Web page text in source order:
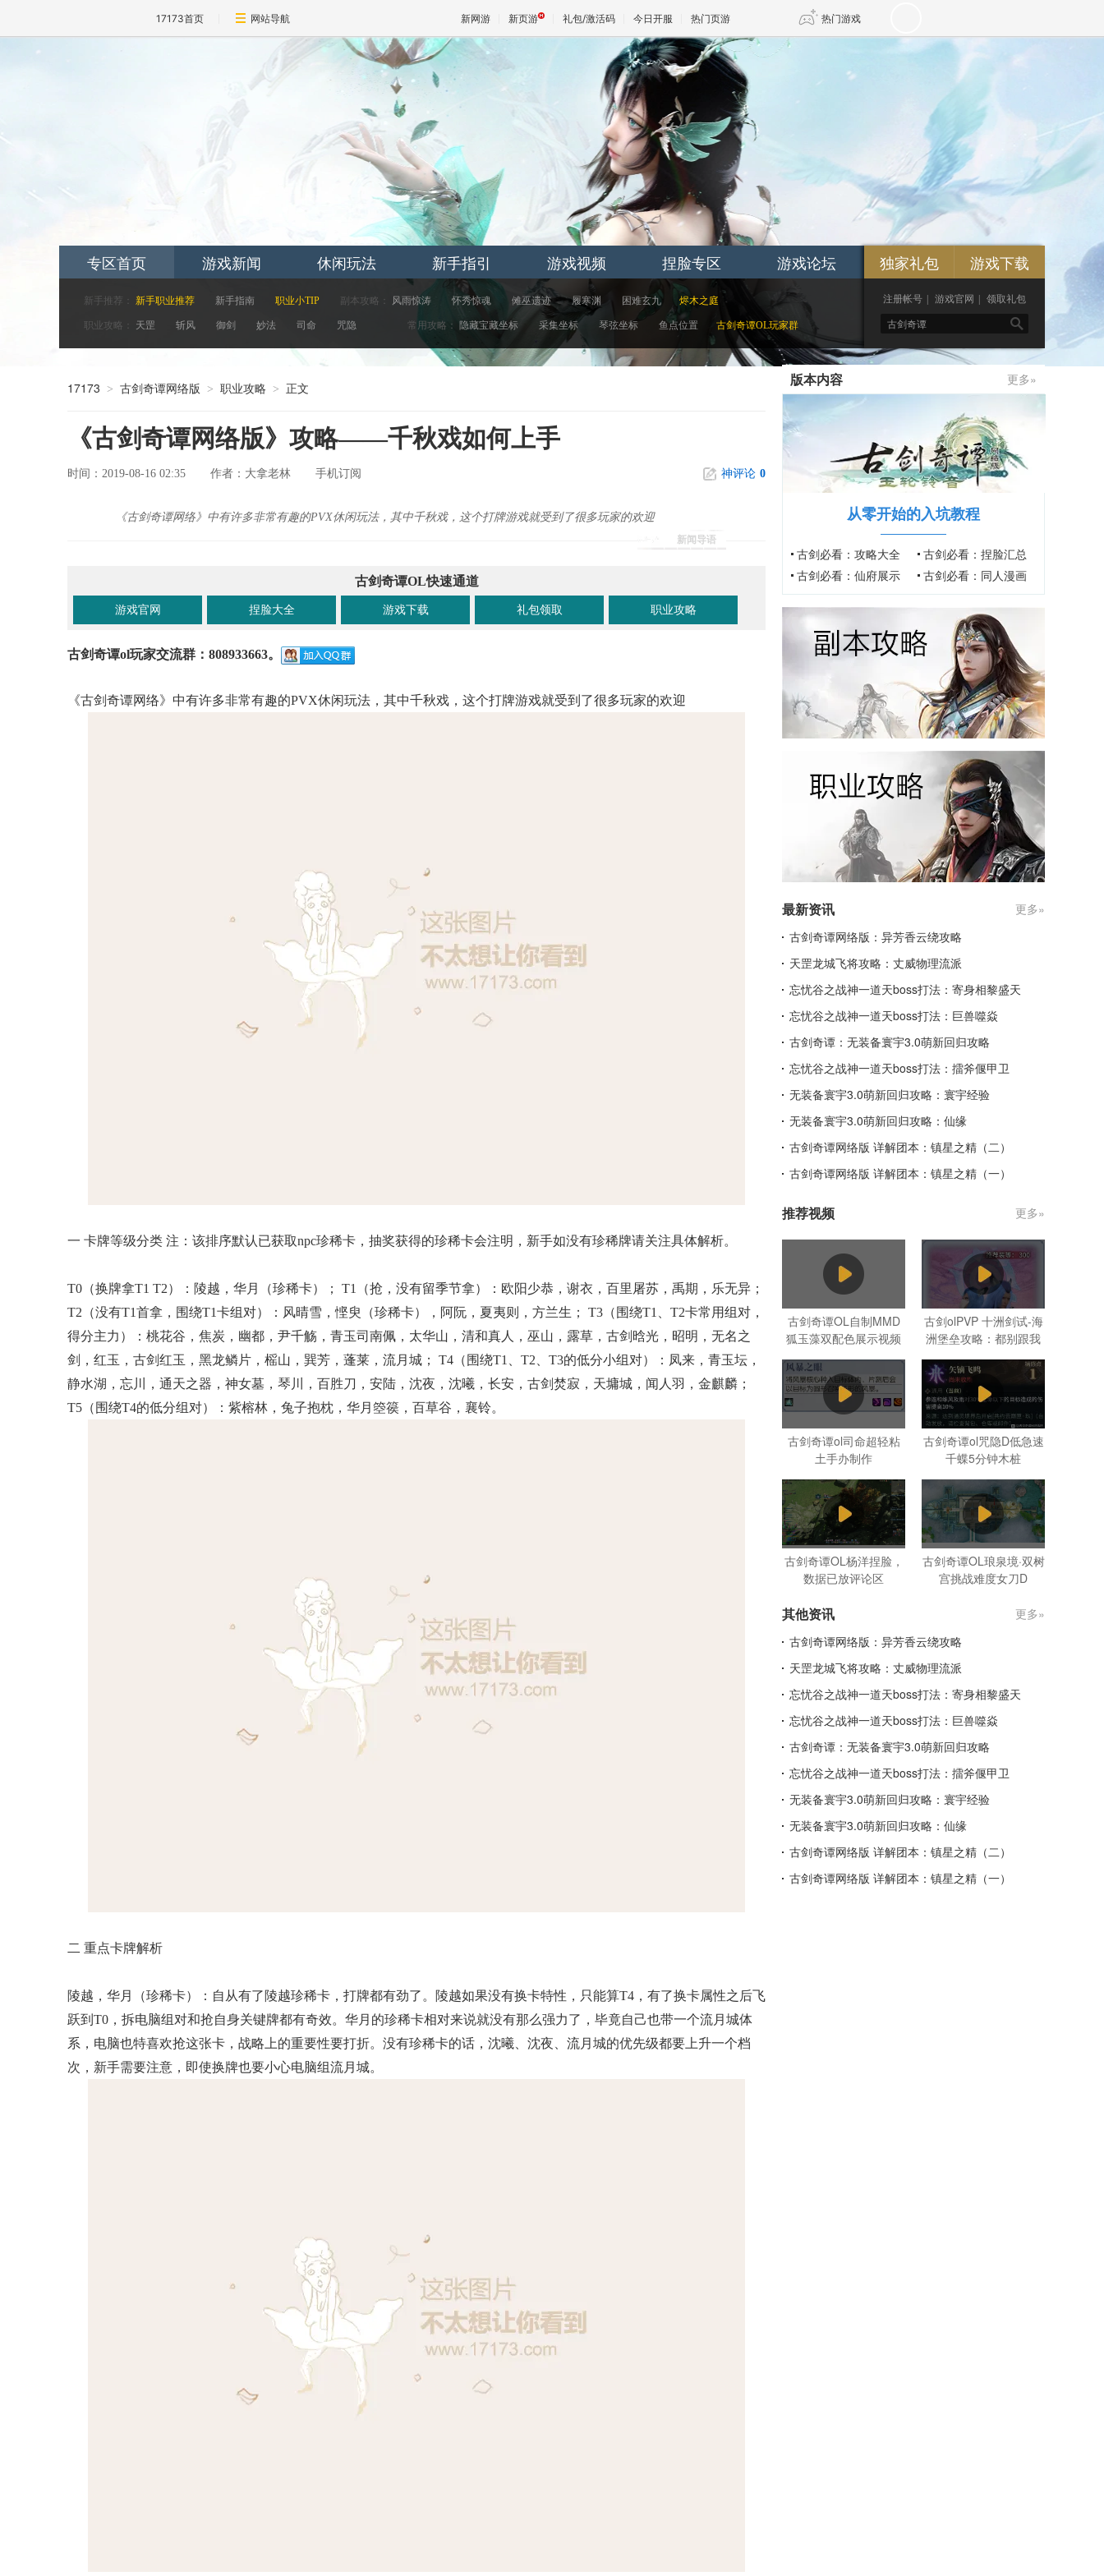
17173首页 网站导航 新网游 新页游 礼包/激活码 今日开服 热门页游 热门游戏
天堂
王权与自由 诛仙世界
专区首页 游戏新闻 休闲玩法 新手指引 游戏视频 捏脸专区 游戏论坛
新手推荐： 新手职业推荐 新手指南 职业小TIP 副本攻略： 风雨惊涛 怀秀惊魂 傩巫遗迹 履寒渊 困难玄九 烬木之庭
职业攻略： 天罡 斩风 御剑 妙法 司命 咒隐 常用攻略： 隐藏宝藏坐标 采集坐标 琴弦坐标 鱼点位置 古剑奇谭OL玩家群
独家礼包 游戏下载
注册帐号 游戏官网 领取礼包

17173 > 古剑奇谭网络版 > 职业攻略 > 正文
《古剑奇谭网络版》攻略——千秋戏如何上手
时间：2019-08-16 02:35 作者： 大拿老林 手机订阅 神评论 0
新闻导语
《古剑奇谭网络》中有许多非常有趣的PVX休闲玩法，其中千秋戏，这个打牌游戏就受到了很多玩家的欢迎
古剑奇谭OL快速通道
游戏官网 捏脸大全 游戏下载 礼包领取 职业攻略
古剑奇谭ol玩家交流群：808933663。
《古剑奇谭网络》中有许多非常有趣的PVX休闲玩法，其中千秋戏，这个打牌游戏就受到了很多玩家的欢迎
一 卡牌等级分类 注：该排序默认已获取npc珍稀卡，抽奖获得的珍稀卡会注明，新手如没有珍稀牌请关注具体解析。
T0（换牌拿T1 T2）：陵越，华月（珍稀卡）； T1（抢，没有留季节拿）：欧阳少恭，谢衣，百里屠苏，禹期，乐无异；
T2（没有T1首拿，围绕T1卡组对）：风晴雪，悭臾（珍稀卡），阿阮，夏夷则，方兰生； T3（围绕T1、T2卡常用组对，
得分主力）：桃花谷，焦炭，幽都，尹千觞，青玉司南佩，太华山，清和真人，巫山，露草，古剑晗光，昭明，无名之
剑，红玉，古剑红玉，黑龙鳞片，榣山，巽芳，蓬莱，流月城； T4（围绕T1、T2、T3的低分小组对）：凤来，青玉坛，
静水湖，忘川，通天之器，神女墓，琴川，百胜刀，安陆，沈夜，沈曦，长安，古剑焚寂，天墉城，闻人羽，金麒麟；
T5（围绕T4的低分组对）：紫榕林，兔子抱枕，华月箜篌，百草谷，襄铃。
二 重点卡牌解析
陵越，华月（珍稀卡）：自从有了陵越珍稀卡，打牌都有劲了。陵越如果没有换卡特性，只能算T4，有了换卡属性之后飞
跃到T0，拆电脑组对和抢自身关键牌都有奇效。华月的珍稀卡相对来说就没有那么强力了，毕竟自己也带一个流月城体
系，电脑也特喜欢抢这张卡，战略上的重要性要打折。没有珍稀卡的话，沈曦、沈夜、流月城的优先级都要上升一个档
次，新手需要注意，即使换牌也要小心电脑组流月城。
版本内容 更多»
从零开始的入坑教程
古剑必看：攻略大全
古剑必看：捏脸汇总
古剑必看：仙府展示
古剑必看：同人漫画
最新资讯
更多»
古剑奇谭网络版：异芳香云绕攻略
天罡龙城飞将攻略：丈威物理流派
忘忧谷之战神一道天boss打法：寄身相黎盛天
忘忧谷之战神一道天boss打法：巨兽噬焱
古剑奇谭：无装备寰宇3.0萌新回归攻略
忘忧谷之战神一道天boss打法：擂斧偃甲卫
无装备寰宇3.0萌新回归攻略：寰宇经验
无装备寰宇3.0萌新回归攻略：仙缘
古剑奇谭网络版 详解团本：镇星之精（二）
古剑奇谭网络版 详解团本：镇星之精（一）
推荐视频 更多»
古剑奇谭OL自制MMD
狐玉藻双配色展示视频
古剑olPVP 十洲剑试-海
洲堡垒攻略：都别跟我
抢木桶！
古剑奇谭ol司命超轻粘
土手办制作
古剑奇谭ol咒隐D低急速
千蝶5分钟木桩
古剑奇谭OL杨洋捏脸，
数据已放评论区
古剑奇谭OL琅泉境·双树
宫挑战难度女刀D
其他资讯
更多»
古剑奇谭网络版：异芳香云绕攻略
天罡龙城飞将攻略：丈威物理流派
忘忧谷之战神一道天boss打法：寄身相黎盛天
忘忧谷之战神一道天boss打法：巨兽噬焱
古剑奇谭：无装备寰宇3.0萌新回归攻略
忘忧谷之战神一道天boss打法：擂斧偃甲卫
无装备寰宇3.0萌新回归攻略：寰宇经验
无装备寰宇3.0萌新回归攻略：仙缘
古剑奇谭网络版 详解团本：镇星之精（二）
古剑奇谭网络版 详解团本：镇星之精（一）